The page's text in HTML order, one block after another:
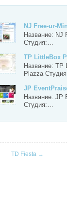
NJ Free-ur-
Название: NJ
Студия:…
TP LittleBox
Название: TP
Plazza
JP
Название: JP
Студия:…
TD Fiesta →